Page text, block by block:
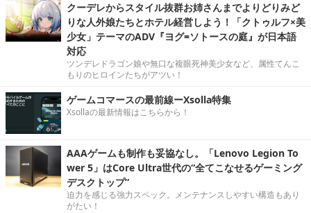
クーデレからスタイル抜群お姉さんまでよりどりみど
りな人外娘たちとホテル経営しよう！「クトゥルフ×美
少女」テーマのADV『ヨグ=ソトースの庭』が日本語
対応
ツンデレドラゴン娘や無口な複眼死神美少女など、属性てんこ
もりのヒロインたちがアツい！
ゲームコマースの最前線ーXsolla特集
Xsollaの最新情報はこちらから！
AAAゲームも制作も妥協なし。「Lenovo Legion To
wer 5」はCore Ultra世代の“全てこなせるゲーミング
デスクトップ”
迫力を感じる強力スペック。メンテナンスしやすい構造もあり
がたい！